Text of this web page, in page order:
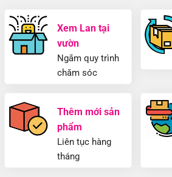
Xem Lan tại
vườn
Ngắm quy trình
chăm sóc
Thêm mới sản
phẩm
Liên tục hàng
tháng